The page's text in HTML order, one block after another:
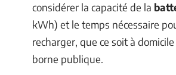
considérer la capacité de la
kWh) et le temps nécessaire
recharger, que ce soit à
borne publique.